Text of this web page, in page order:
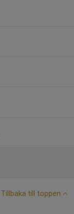
Tillbaka till toppen